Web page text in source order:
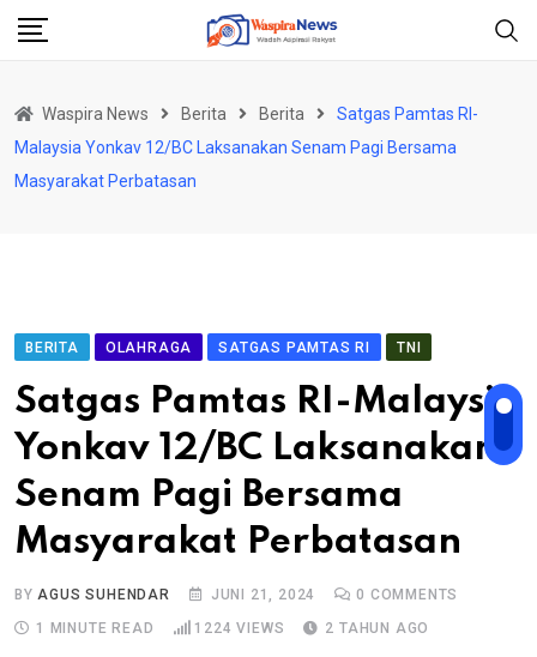
Skip
Waspira News Berita Berita
Satgas Pamtas RI-
Malaysia Yonkav 12/BC Laksanakan Senam Pagi Bersama
Masyarakat Perbatasan
BERITA OLAHRAGA SATGAS PAMTAS RI TNI
Satgas Pamtas RI-Malaysia
Yonkav 12/BC Laksanakan
Senam Pagi Bersama
Masyarakat Perbatasan
BYAGUS SUHENDAR JUNI 21, 2024 0 COMMENTS
1 MINUTE READ
1224 VIEWS 2 TAHUN AGO